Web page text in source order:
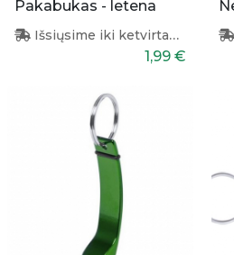
Pakabukas - letena
Išsiųsime iki ketvirtadienio
1,99 €